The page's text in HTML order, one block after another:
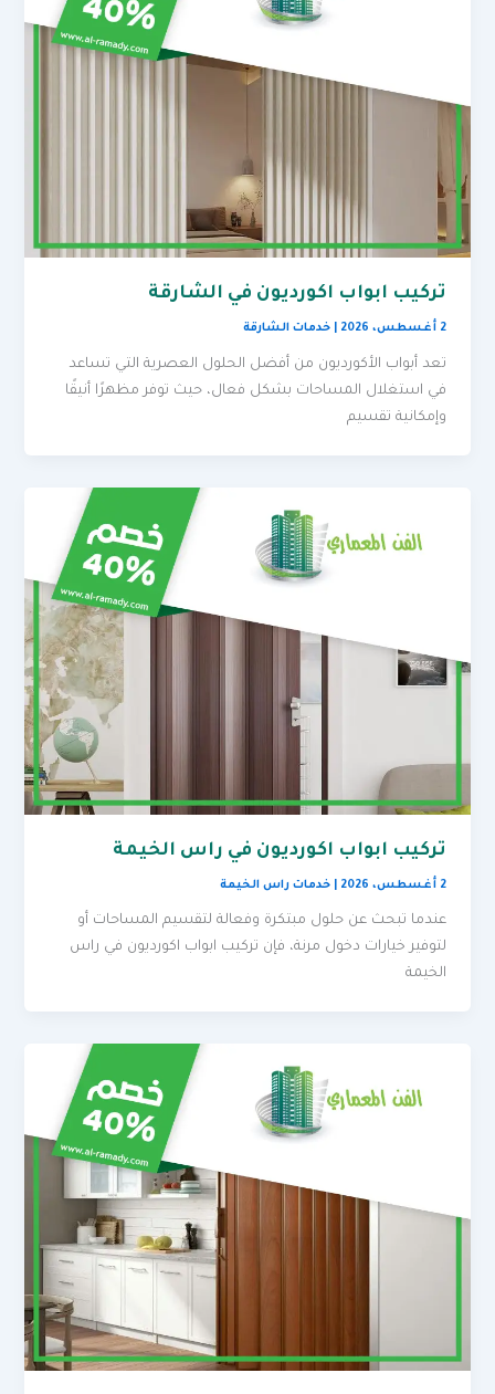
تركيب ابواب اكورديون في الشارقة
2 أغسطس، 2026 |خدمات الشارقة
تعد أبواب الأكورديون من أفضل الحلول العصرية التي تساعد
في استغلال المساحات بشكل فعال، حيث توفر مظهرًا أنيقًا
وإمكانية تقسيم
تركيب ابواب اكورديون في راس الخيمة
2 أغسطس، 2026 |خدمات راس الخيمة
عندما تبحث عن حلول مبتكرة وفعالة لتقسيم المساحات أو
لتوفير خيارات دخول مرنة، فإن تركيب ابواب اكورديون في راس
الخيمة